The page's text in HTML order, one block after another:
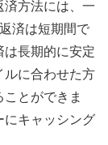
済方法には、一
済は短期間で
は長期的に安定
ルに合わせた方
とができま
にキャッシング